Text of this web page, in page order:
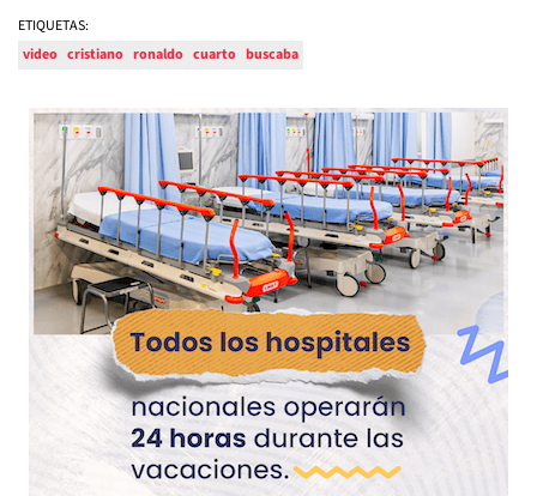
ETIQUETAS:
video cristiano ronaldo cuarto buscaba